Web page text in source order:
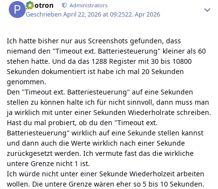
photron Administrators
GeschriebenApril 22, 2026 at 09:2522. Apr 2026
Ich hatte bisher nur aus Screenshots gefunden, dass
niemand den "Timeout ext. Batteriesteuerung" kleiner als 60
stehen hatte. Und da das 1288 Register mit 30 bis 10800
Sekunden dokumentiert ist habe ich mal 20 Sekunden
genommen.
Den "Timeout ext. Batteriesteuerung" auf eine Sekunden
stellen zu können halte ich für nicht sinnvoll, dann muss man
ja wirklich mit unter einer Sekunden Wiederholrate schreiben.
Hast du mal probiert, ob du den "Timeout ext.
Batteriesteuerung" wirklich auf eine Sekunde stellen kannst
und dann auch die Werte wirklich nach einer Sekunde
zurückgesetzt werden. Ich vermute fast das die wirkliche
untere Grenze nicht 1 ist.
Ich würde nicht unter einer Sekunde Wiederholzeit arbeiten
wollen. Die untere Grenze wären eher so 5 bis 10 Sekunden.